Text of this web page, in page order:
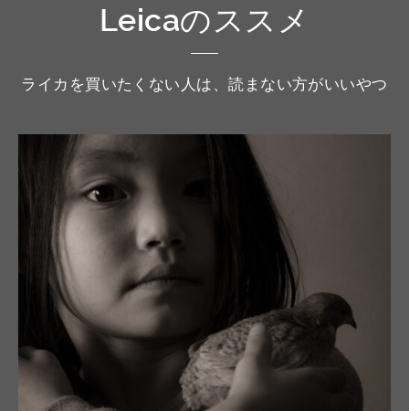
Leicaのススメ
ライカを買いたくない人は、読まない方がいいやつ